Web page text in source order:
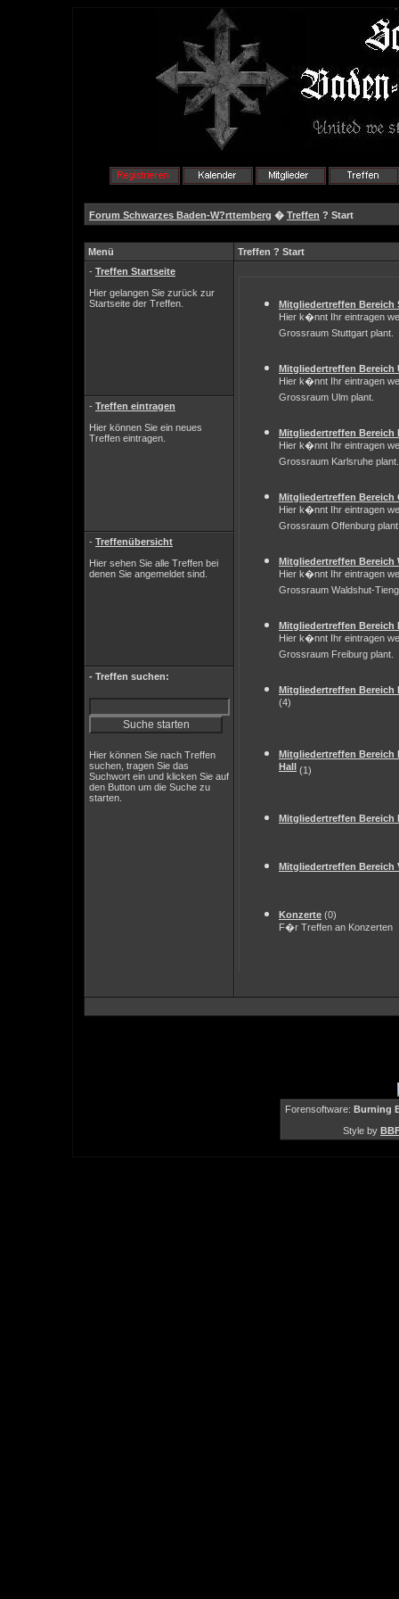
Forum Schwarzes Baden-W?rttemberg � Treffen ? Start
Menü
Treffen ? Start
- Treffen Startseite
Hier gelangen Sie zurück zur
Startseite der Treffen.
Mitgliedertreffen Bereich
Hier k�nnt Ihr eintragen
Grossraum Stuttgart plant.
Mitgliedertreffen Bereich
Hier k�nnt Ihr eintragen
Grossraum Ulm plant.
Mitgliedertreffen Bereich
Hier k�nnt Ihr eintragen
Grossraum Karlsruhe plant.
Mitgliedertreffen Bereich
Hier k�nnt Ihr eintragen
Grossraum Offenburg
Mitgliedertreffen Bereich
Hier k�nnt Ihr eintragen
Grossraum Waldshut-
Mitgliedertreffen Bereich
Hier k�nnt Ihr eintragen
Grossraum Freiburg plant.
Mitgliedertreffen Bereich
(4)
Mitgliedertreffen
Hall (1)
Mitgliedertreffen Bereich
Mitgliedertreffen Bereich
Konzerte (0)
F�r Treffen an Konzerten
- Treffen eintragen
Hier können Sie ein neues
Treffen eintragen.
- Treffenübersicht
Hier sehen Sie alle Treffen bei
denen Sie angemeldet sind.
- Treffen suchen:
Hier können Sie nach Treffen
suchen, tragen Sie das
Suchwort ein und klicken Sie auf
den Button um die Suche zu
starten.
Forensoftware: Burning
Style by